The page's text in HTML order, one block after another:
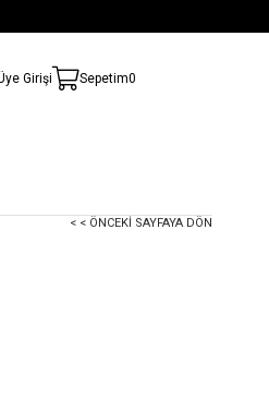
Girişi Sepetim0
< < ÖNCEKI SAYFAYA DÖN